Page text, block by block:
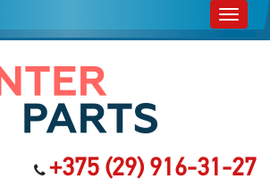
+375 (29) 916-31-27